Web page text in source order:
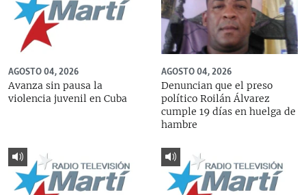
LOS SANTOS DE HIALEAH
DESINFORMACIÓN RUSA EN AMÉRICA LATINA
LA INVASIÓN DE RUSIA A UCRANIA
AGOSTO 04, 2026
Avanza sin pausa la
violencia juvenil en Cuba
AGOSTO 04, 2026
Denuncian que el preso
político Roilán Álvarez
cumple 19 días en huelga de
hambre